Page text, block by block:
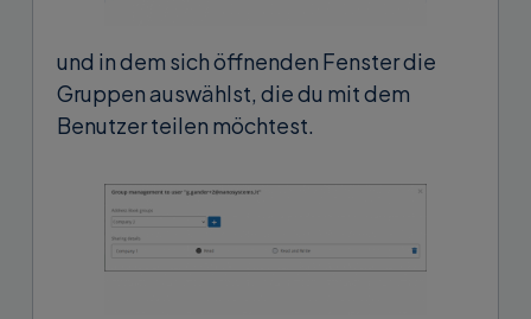
und in dem sich öffnenden Fenster die
Gruppen auswählst, die du mit dem
Benutzer teilen möchtest.